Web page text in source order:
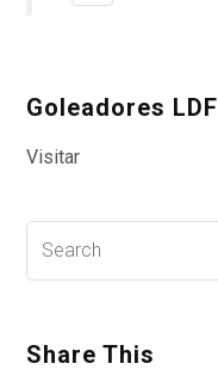
Goleadores LDF
Visitar
Share This